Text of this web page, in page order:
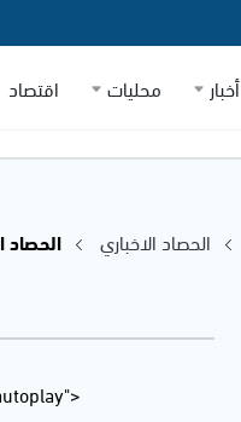
أخبار محليات اقتصاد
الحصاد الاخباري
الحصاد